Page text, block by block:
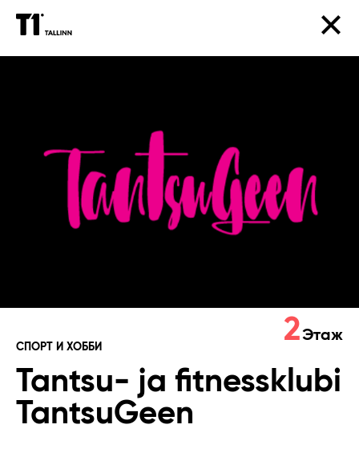
fitnessklubi
TantsuGeen
СПОРТ И ХОББИ
Tantsu- ja fitnessklubi
TantsuGeen
2 Этаж